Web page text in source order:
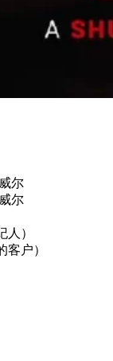
尔
尔
）
户）